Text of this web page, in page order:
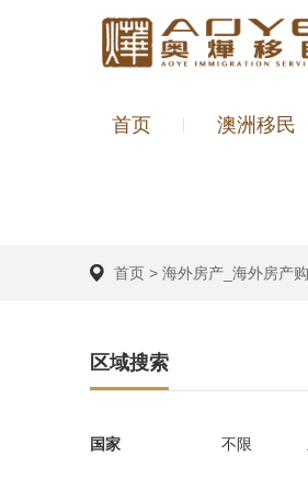
首页 澳洲移民
首页 > 海外房产_海外房产
区域搜索
国家 不限